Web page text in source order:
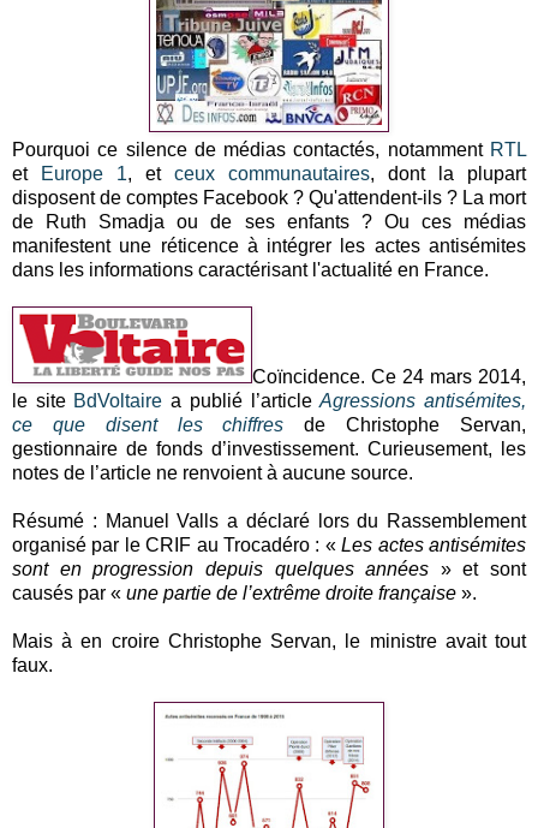
Pourquoi ce silence de médias contactés, notamment RTL
et
Europe 1, et ceux communautaires, dont la plupart
disposent de comptes Facebook ? Qu'attendent-ils ? La mort
de Ruth Smadja ou de ses enfants ? Ou ces médias
manifestent une réticence à intégrer les actes antisémites
dans les informations caractérisant l'actualité en France.
Coïncidence. Ce 24 mars 2014,
le site BdVoltaire a publié l’articleAgressions antisémites,
ce que disent les chiffres de Christophe Servan,
gestionnaire de fonds d’investissement. Curieusement, les
notes de l’article ne renvoient à aucune source.
Résumé : Manuel Valls a déclaré lors du Rassemblement
organisé par le CRIF au Trocadéro : «Les actes antisémites
sont en progression depuis quelques années » et sont
causés par « une partie de l’extrême droite française ».
Mais à en croire Christophe Servan, le ministre avait tout
faux.